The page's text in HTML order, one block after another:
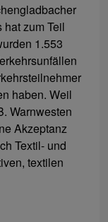
zum Teil
1.553
haben. Weil
Warnwesten
Akzeptanz
Textil- und
textilen